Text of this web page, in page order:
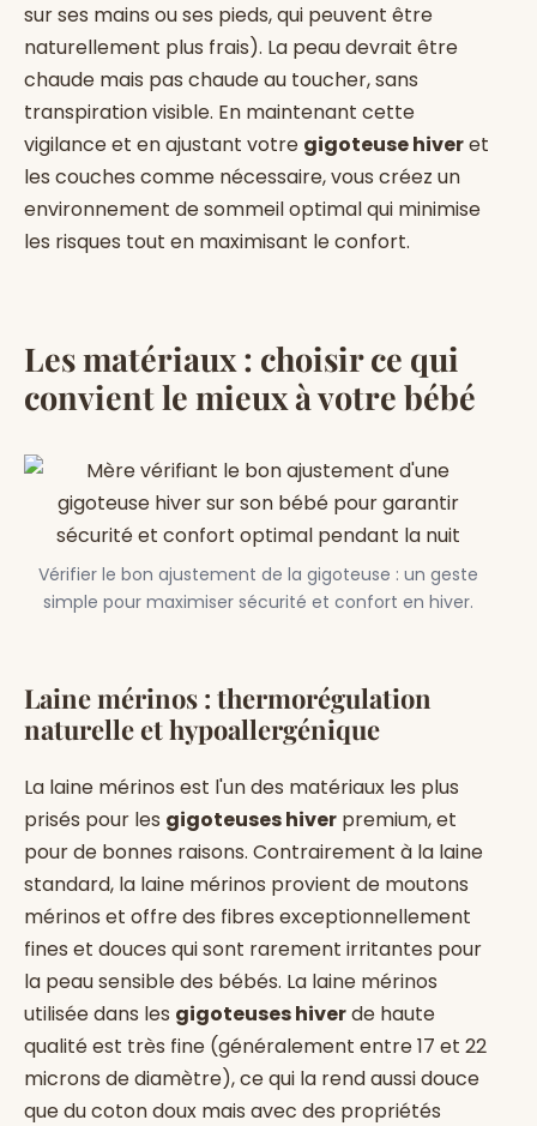
sur ses mains ou ses pieds, qui peuvent être
naturellement plus frais). La peau devrait être
chaude mais pas chaude au toucher, sans
transpiration visible. En maintenant cette
vigilance et en ajustant votre gigoteuse hiveret
les couches comme nécessaire, vous créez un
environnement de sommeil optimal qui minimise
les risques tout en maximisant le confort.
Les matériaux : choisir ce qui
convient le mieux à votre bébé
Vérifier le bon ajustement de la gigoteuse : un geste
simple pour maximiser sécurité et confort en hiver.
Laine mérinos : thermorégulation
naturelle et hypoallergénique
La laine mérinos est l'un des matériaux les plus
prisés pour les gigoteuses hiver premium, et
pour de bonnes raisons. Contrairement à la laine
standard, la laine mérinos provient de moutons
mérinos et offre des fibres exceptionnellement
fines et douces qui sont rarement irritantes pour
la peau sensible des bébés. La laine mérinos
utilisée dans les gigoteuses hiverde haute
qualité est très fine (généralement entre 17 et 22
microns de diamètre), ce qui la rend aussi douce
que du coton doux mais avec des propriétés